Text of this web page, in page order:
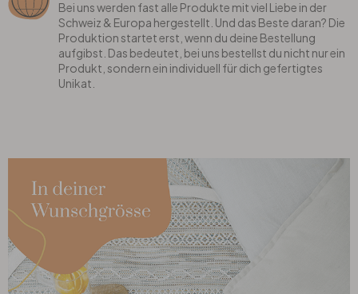
Bei uns werden fast alle Produkte mit viel Liebe in der
Schweiz & Europa hergestellt. Und das Beste daran? Die
Produktion startet erst, wenn du deine Bestellung
aufgibst. Das bedeutet, bei uns bestellst du nicht nur ein
Produkt, sondern ein individuell für dich gefertigtes
Unikat.